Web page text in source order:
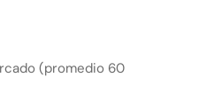
(promedio 60